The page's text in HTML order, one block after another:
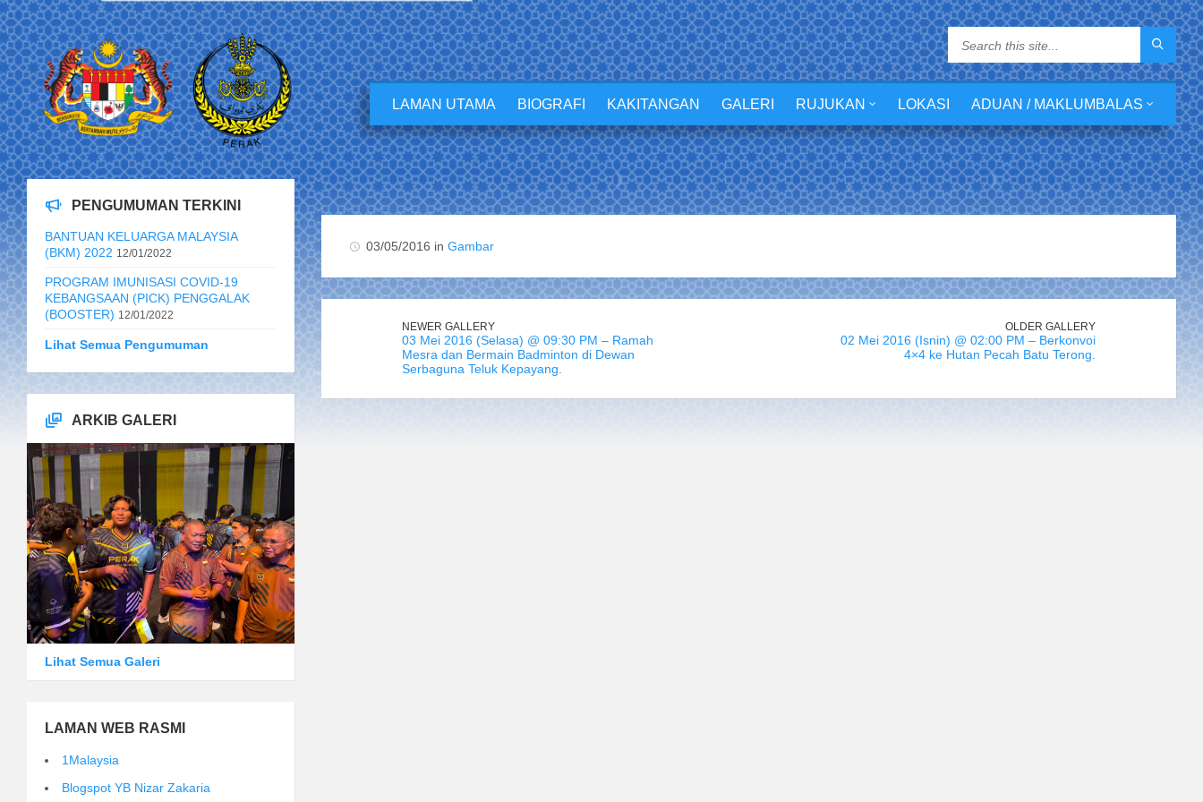
LAMAN UTAMA BIOGRAFI KAKITANGAN GALERI RUJUKAN LOKASI ADUAN / MAKLUMBALAS
03/05/2016 in Gambar
NEWER GALLERY
03 Mei 2016 (Selasa) @ 09:30 PM – Ramah
Mesra dan Bermain Badminton di Dewan
Serbaguna Teluk Kepayang.
OLDER GALLERY
02 Mei 2016 (Isnin) @ 02:00 PM – Berkonvoi
4×4 ke Hutan Pecah Batu Terong.
PENGUMUMAN TERKINI
BANTUAN KELUARGA MALAYSIA
(BKM) 2022 12/01/2022
PROGRAM IMUNISASI COVID-19
KEBANGSAAN (PICK) PENGGALAK
(BOOSTER) 12/01/2022
Lihat Semua Pengumuman
ARKIB GALERI
Lihat Semua Galeri
LAMAN WEB RASMI
1Malaysia
Blogspot YB Nizar Zakaria